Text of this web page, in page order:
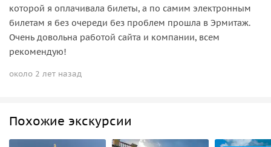
которой я оплачивала билеты, а по самим электронным
билетам я без очереди без проблем прошла в Эрмитаж.
Очень довольна работой сайта и компании, всем
рекомендую!
около 2 лет назад
Похожие экскурсии